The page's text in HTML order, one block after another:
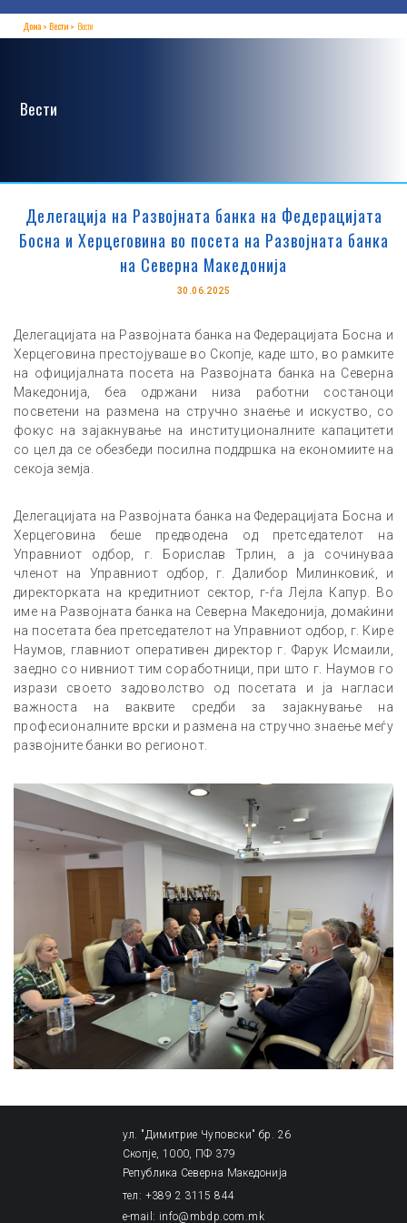
Дома Вести Вести
Вести
Делегација на Развојната банка на Федерацијата
Босна и Херцеговина во посета на Развојната банка
на Северна Македонија
30.06.2025
Делегацијата на Развојната банка на Федерацијата Босна и
Херцеговина престојуваше во Скопје, каде што, во рамките
на официјалната посета на Развојната банка на Северна
Македонија, беа одржани низа работни состаноци
посветени на размена на стручно знаење и искуство, со
фокус на зајакнување на институционалните капацитети
со цел да се обезбеди посилна поддршка на економиите на
секоја земја.
Делегацијата на Развојната банка на Федерацијата Босна и
Херцеговина беше предводена од претседателот на
Управниот одбор, г. Борислав Трлин, а ја сочинуваа
членот на Управниот одбор, г. Далибор Милинковиќ, и
директорката на кредитниот сектор, г-ѓа Лејла Капур. Во
име на Развојната банка на Северна Македонија, домаќини
на посетата беа претседателот на Управниот одбор, г. Кире
Наумов, главниот оперативен директор г. Фарук Исмаили,
заедно со нивниот тим соработници, при што г. Наумов го
изрази своето задоволство од посетата и ја нагласи
важноста на ваквите средби за зајакнување на
професионалните врски и размена на стручно знаење меѓу
развојните банки во регионот.
ул. "Димитрие Чуповски" бр. 26
Скопје, 1000, ПФ 379
Република Северна Македонија
тел: +389 2 3115 844
e-mail: info@mbdp.com.mk